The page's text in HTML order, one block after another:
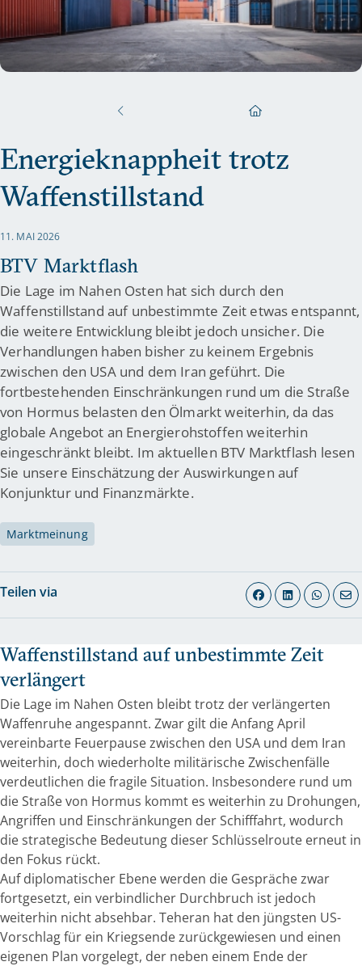
Energieknappheit trotz
Waffenstillstand
11. MAI 2026
BTV Marktflash
Die Lage im Nahen Osten hat sich durch den
Waffenstillstand auf unbestimmte Zeit etwas entspannt,
die weitere Entwicklung bleibt jedoch unsicher. Die
Verhandlungen haben bisher zu keinem Ergebnis
zwischen den USA und dem Iran geführt. Die
fortbestehenden Einschränkungen rund um die Straße
von Hormus belasten den Ölmarkt weiterhin, da das
globale Angebot an Energierohstoffen weiterhin
eingeschränkt bleibt. Im aktuellen BTV Marktflash lesen
Sie unsere Einschätzung der Auswirkungen auf
Konjunktur und Finanzmärkte.
Marktmeinung
Teilen via
Waffenstillstand auf unbestimmte Zeit
verlängert
Die Lage im Nahen Osten bleibt trotz der verlängerten
Waffenruhe angespannt. Zwar gilt die Anfang April
vereinbarte Feuerpause zwischen den USA und dem Iran
weiterhin, doch wiederholte militärische Zwischenfälle
verdeutlichen die fragile Situation. Insbesondere rund um
die Straße von Hormus kommt es weiterhin zu Drohungen,
Angriffen und Einschränkungen der Schifffahrt, wodurch
die strategische Bedeutung dieser Schlüsselroute erneut in
den Fokus rückt.
Auf diplomatischer Ebene werden die Gespräche zwar
fortgesetzt, ein verbindlicher Durchbruch ist jedoch
weiterhin nicht absehbar. Teheran hat den jüngsten US-
Vorschlag für ein Kriegsende zurückgewiesen und einen
eigenen Plan vorgelegt, der neben einem Ende der